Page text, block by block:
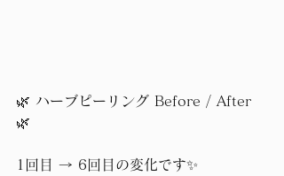
🌿 ハーブピーリング Before / After
🌿
1回目 → 6回目の変化です✨